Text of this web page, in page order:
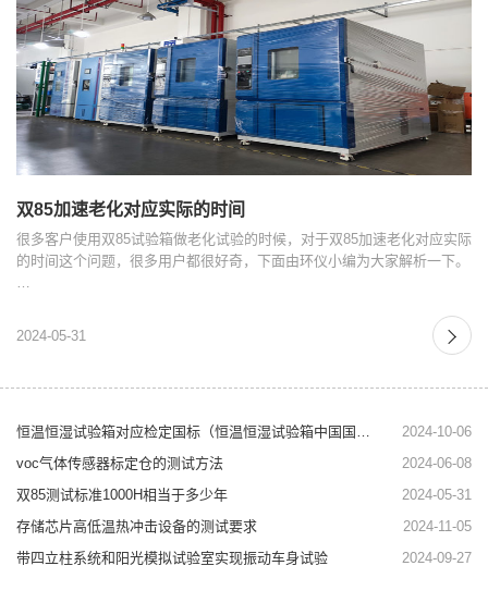
双85加速老化对应实际的时间
很多客户使用双85试验箱做老化试验的时候，对于双85加速老化对应实际
的时间这个问题，很多用户都很好奇，下面由环仪小编为大家解析一下。
…
2024-05-31
恒温恒湿试验箱对应检定国标（恒温恒湿试验箱中国国标）
2024-10-06
voc气体传感器标定仓的测试方法
2024-06-08
双85测试标准1000H相当于多少年
2024-05-31
存储芯片高低温热冲击设备的测试要求
2024-11-05
带四立柱系统和阳光模拟试验室实现振动车身试验
2024-09-27